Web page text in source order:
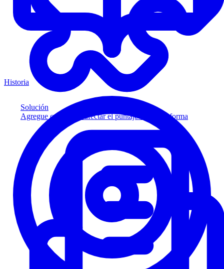
Solución
Agregue crédito sin afectar el puntaje a su plataforma
Historia